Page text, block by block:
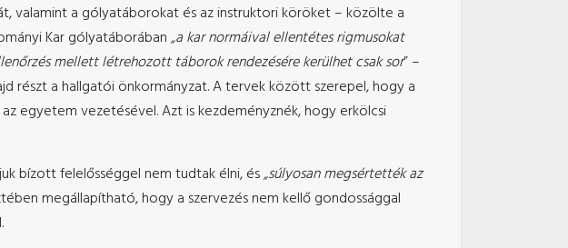
valamint a gólyatáborokat és az instruktori köröket – közölte a
Kar gólyatáborában„a kar normáival ellentétes rigmusokat
mellett létrehozott táborok rendezésére kerülhet csak sor” –
részt a hallgatói önkormányzat. A tervek között szerepel, hogy a
egyetem vezetésével. Azt is kezdeményznék, hogy erkölcsi
bízott felelősséggel nem tudtak élni, és„súlyosan megsértették az
megállapítható, hogy a szervezés nem kellő gondossággal